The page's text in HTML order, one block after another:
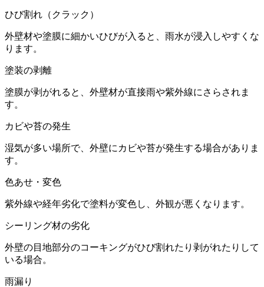
ひび割れ（クラック）
外壁材や塗膜に細かいひびが入ると、雨水が浸入しやすくな
ります。
塗装の剥離
塗膜が剥がれると、外壁材が直接雨や紫外線にさらされま
す。
カビや苔の発生
湿気が多い場所で、外壁にカビや苔が発生する場合がありま
す。
色あせ・変色
紫外線や経年劣化で塗料が変色し、外観が悪くなります。
シーリング材の劣化
外壁の目地部分のコーキングがひび割れたり剥がれたりして
いる場合。
雨漏り